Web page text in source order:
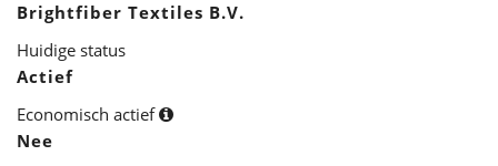
Brightfiber Textiles B.V.
Huidige status
Actief
Economisch actief
Nee